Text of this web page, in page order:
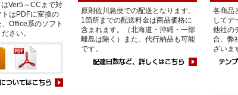
はVer5～CCまで対
はPDFに変換の
Office系のソフト
さい。
原則佐川急便での配送となります。
1箇所までの配送料金は商品価格に
含まれます。（北海道・沖縄・一部
離島は除く）また、代行納品も可能
です。
各商品
してデ
他社の
合、弊
ざいま